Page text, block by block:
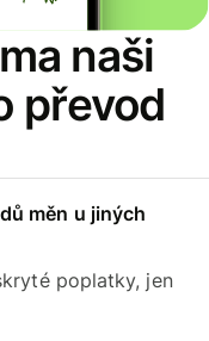
naši
převod
měn u jiných
poplatky, jen